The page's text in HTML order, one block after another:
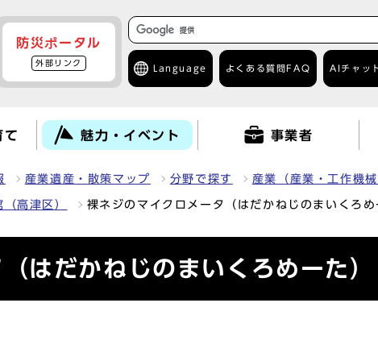
防災ポータル
外部リンク
Language よくある質問 FAQ AIチャッ
て 魅力・イベント 事業者
産業遺産・散策マップ 分野で探す 産業（産業・工作機
高津区） 裸ネジのマイクロメータ（はだかねじのまいくろ
はだかねじのまいくろめーた）